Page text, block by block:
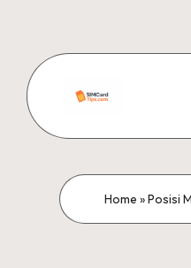
content
si
m
c
Home »Posisi